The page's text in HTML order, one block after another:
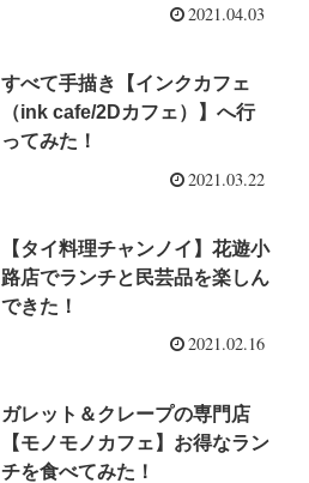
2021.04.03
すべて手描き【インクカフェ
（ink cafe/2Dカフェ）】へ行
ってみた！
2021.03.22
【タイ料理チャンノイ】花遊小
路店でランチと民芸品を楽しん
できた！
2021.02.16
ガレット＆クレープの専門店
【モノモノカフェ】お得なラン
チを食べてみた！